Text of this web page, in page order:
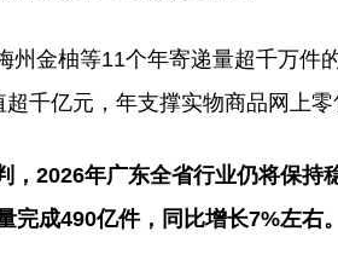
金柚等11个年寄递量超千万件
千亿元，年支撑实物商品网上零
，2026年广东全省行业仍将保
成490亿件，同比增长7%左右。